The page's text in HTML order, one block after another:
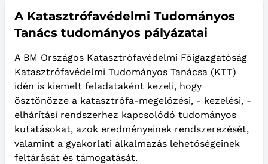
A Katasztrófavédelmi Tudományos
Tanács tudományos pályázatai
A BM Országos Katasztrófavédelmi Főigazgatóság
Katasztrófavédelmi Tudományos Tanácsa (KTT)
idén is kiemelt feladataként kezeli, hogy
ösztönözze a katasztrófa-megelőzési, - kezelési, -
elhárítási rendszerhez kapcsolódó tudományos
kutatásokat, azok eredményeinek rendszerezését,
valamint a gyakorlati alkalmazás lehetőségeinek
feltárását és támogatását.